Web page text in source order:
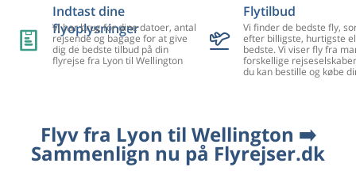
Indtast dine
flyoplysninger
Vi har brug for dine datoer, antal
rejsende og bagage for at give
dig de bedste tilbud på din
flyrejse fra Lyon til Wellington
Flytilbud
Vi finder de bedste fly,
efter billigste, hurtigste
bedste. Vi viser fly fra
forskellige
du kan bestille og købe
Flyv fra Lyon til Wellington ➡️
Sammenlign nu på Flyrejser.dk